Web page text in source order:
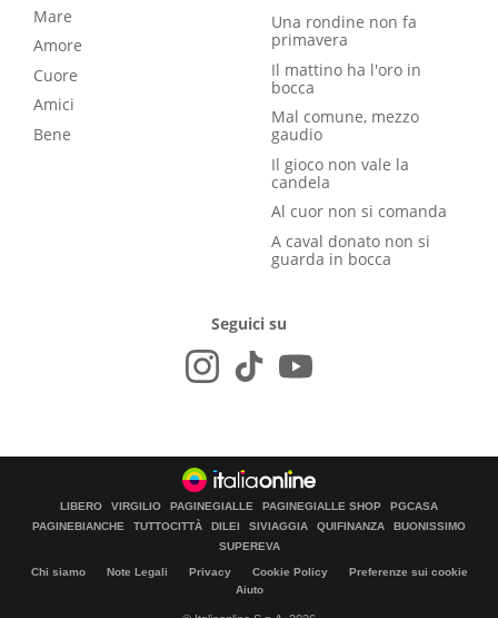
Mare
Amore
Cuore
Amici
Bene
Una rondine non fa
primavera
Il mattino ha l'oro in
bocca
Mal comune, mezzo
gaudio
Il gioco non vale la
candela
Al cuor non si comanda
A caval donato non si
guarda in bocca
Seguici su
LIBERO VIRGILIO PAGINEGIALLE PAGINEGIALLE SHOP
PGCASA
PAGINEBIANCHE
TUTTOCITTÀ DILEI SIVIAGGIA QUIFINANZA
BUONISSIMO
SUPEREVA
Chi siamo Note Legali Privacy Cookie Policy
Preferenze sui cookie
Aiuto